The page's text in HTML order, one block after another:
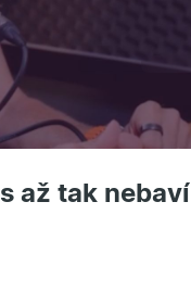
až tak nebaví